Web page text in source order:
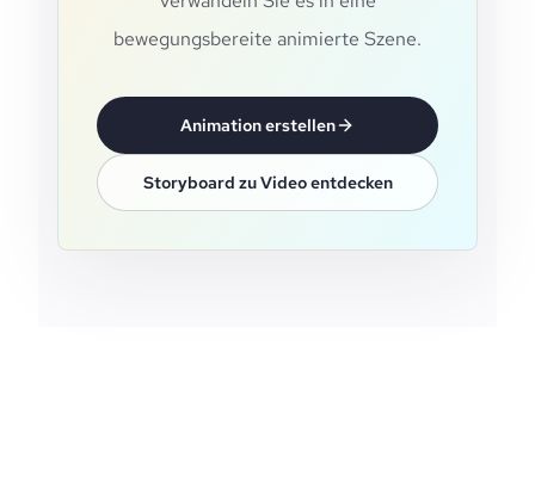
bewegungsbereite animierte Szene.
Animation erstellen
Storyboard zu Video entdecken